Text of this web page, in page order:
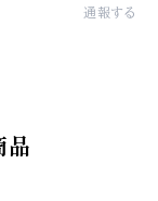
通報する
品